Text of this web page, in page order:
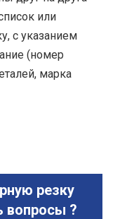
или
с указанием
(номер
марка
резку
вопросы ?